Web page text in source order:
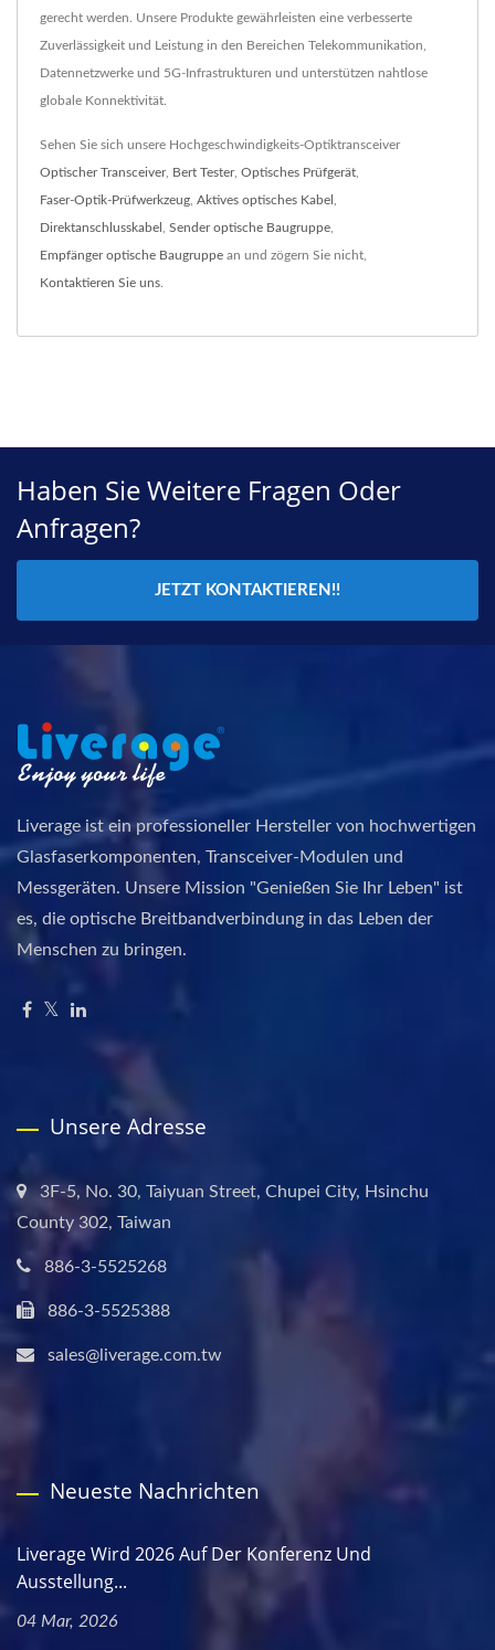
gerecht werden. Unsere Produkte gewährleisten eine verbesserte
Zuverlässigkeit und Leistung in den Bereichen Telekommunikation,
Datennetzwerke und 5G-Infrastrukturen und unterstützen nahtlose
globale Konnektivität.
Sehen Sie sich unsere Hochgeschwindigkeits-Optiktransceiver
Optischer Transceiver, Bert Tester, Optisches Prüfgerät
Faser-Optik-Prüfwerkzeug Aktives optisches Kabel
Direktanschlusskabel Sender optische Baugruppe
Empfänger optische Baugruppe an und zögern Sie nicht,
Kontaktieren Sie uns
Haben Sie Weitere Fragen Oder
Anfragen?
JETZT KONTAKTIEREN!!
Liverage ist ein professioneller Hersteller von hochwertigen
Glasfaserkomponenten, Transceiver-Modulen und
Messgeräten. Unsere Mission "Genießen Sie Ihr Leben" ist
es, die optische Breitbandverbindung in das Leben der
Menschen zu bringen.
Unsere Adresse
3F-5, No. 30, Taiyuan Street, Chupei City, Hsinchu
County 302, Taiwan
886-3-5525268
886-3-5525388
sales@liverage.com.tw
Neueste Nachrichten
Liverage Wird 2026 Auf Der Konferenz Und
Ausstellung...
04 Mar, 2026